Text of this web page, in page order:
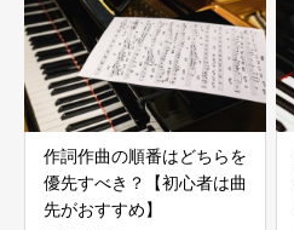
作詞作曲の順番はどちらを
優先すべき？【初心者は曲
先がおすすめ】